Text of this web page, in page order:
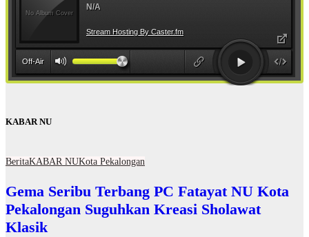
KABAR NU
BeritaKABAR NUKota Pekalongan
Gema Seribu Terbang PC Fatayat NU Kota
Pekalongan Suguhkan Kreasi Sholawat
Klasik